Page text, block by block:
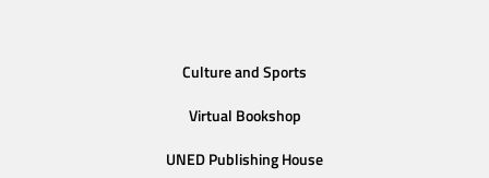
Culture and Sports
Virtual Bookshop
UNED Publishing House